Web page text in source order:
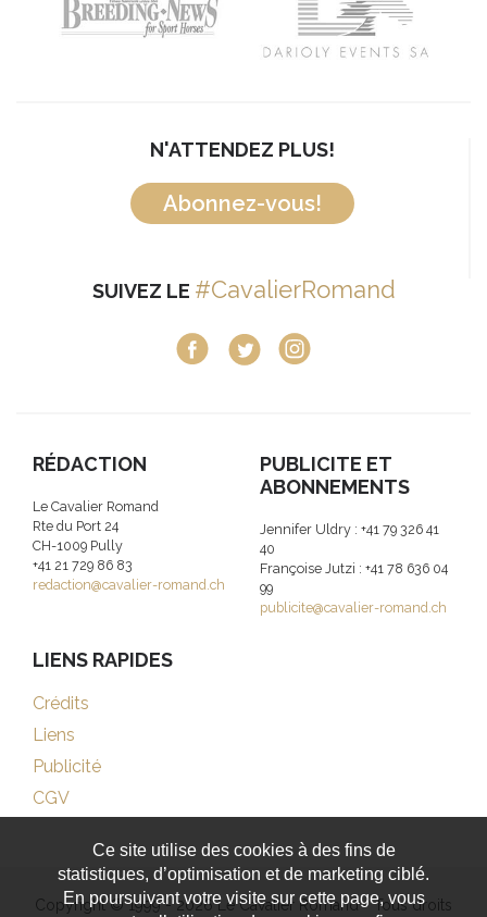
N'ATTENDEZ PLUS!
Abonnez-vous!
SUIVEZ LE #CavalierRomand
RÉDACTION
Le Cavalier Romand
Rte du Port 24
CH-1009 Pully
+41 21 729 86 83
redaction@cavalier-romand.ch
PUBLICITE ET
ABONNEMENTS
Jennifer Uldry : +41 79 326 41
40
Françoise Jutzi : +41 78 636 04
99
publicite@cavalier-romand.ch
LIENS RAPIDES
Crédits
Liens
Publicité
CGV
Copyright © 1999 - 2026 Le Cavalier Romand - Tous droits
Ce site utilise des cookies à des fins de
statistiques, d’optimisation et de marketing ciblé.
En poursuivant votre visite sur cette page, vous